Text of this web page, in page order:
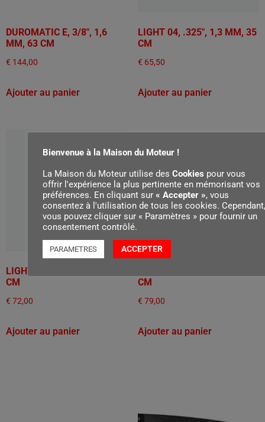
DUROMATIC E, 3/8", 1,6
MM, 63 CM
€ 144,00
Ajouter au panier
LIGHT 04, .325", 1,3 MM, 35
CM
€ 65,50
Ajouter au panier
LIGHT 04, .325", 1,3 MM, 40
CM
€ 72,00
Ajouter au panier
CM
€ 79,00
Ajouter au panier
Bienvenue à la Maison du Moteur !
La Maison du Moteur utilise des Cookies pour vous
offrir l'expérience la plus pertinente en mémorisant vos
préférences. En cliquant sur « Accepter », vous
consentez à l'utilisation de tous les cookies. Cependant,
vous pouvez cliquer sur « Paramètres » pour fournir un
consentement contrôlé.
PARAMETRES ACCEPTER